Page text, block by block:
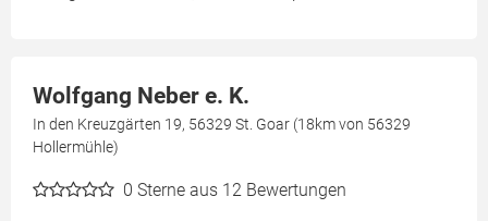
Wolfgang Neber e. K.
In den Kreuzgärten 19, 56329 St. Goar (18km von 56329
Hollermühle)
0 Sterne aus 12 Bewertungen